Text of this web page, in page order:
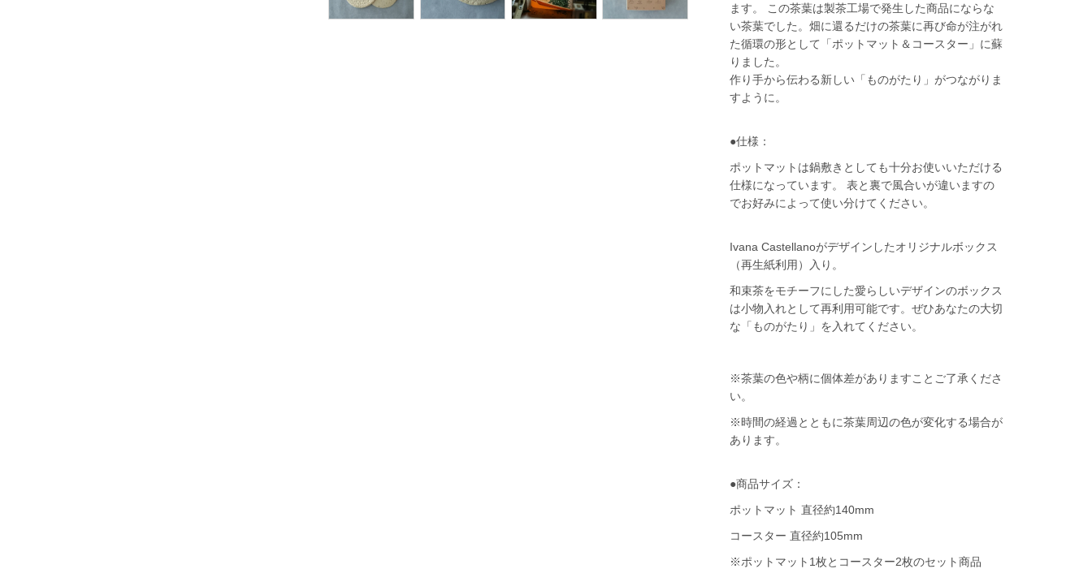
ます。 この茶葉は製茶工場で発生した商品にならな
い茶葉でした。畑に還るだけの茶葉に再び命が注がれ
た循環の形として「ポットマット＆コースター」に蘇
りました。
作り手から伝わる新しい「ものがたり」がつながりま
すように。
●仕様：
ポットマットは鍋敷きとしても十分お使いいただける
仕様になっています。 表と裏で風合いが違いますの
でお好みによって使い分けてください。
Ivana Castellanoがデザインしたオリジナルボックス
（再生紙利用）入り。
和束茶をモチーフにした愛らしいデザインのボックス
は小物入れとして再利用可能です。ぜひあなたの大切
な「ものがたり」を入れてください。
※茶葉の色や柄に個体差がありますことご了承くださ
い。
※時間の経過とともに茶葉周辺の色が変化する場合が
あります。
●商品サイズ：
ポットマット 直径約140mm
コースター 直径約105mm
※ポットマット1枚とコースター2枚のセット商品